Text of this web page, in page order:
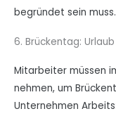
begründet sein muss.
6. Brückentag:
Mitarbeiter müssen
nehmen, um
Unternehmen